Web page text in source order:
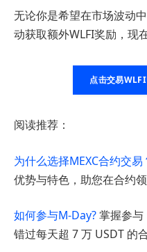
无论你是希望在市场波动
动获取额外WLFI奖励，现
点击交易
阅读推荐：
为什么选择MEXC合约交易
优势与特色，助您在合约领
如何参与M-Day?掌握参与
错过每天超 7 万 USDT 的